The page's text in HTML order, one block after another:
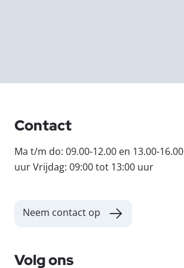
Contact
Ma t/m do: 09.00-12.00 en 13.00-16.00
uur Vrijdag: 09:00 tot 13:00 uur
Neem contact op
Volg ons